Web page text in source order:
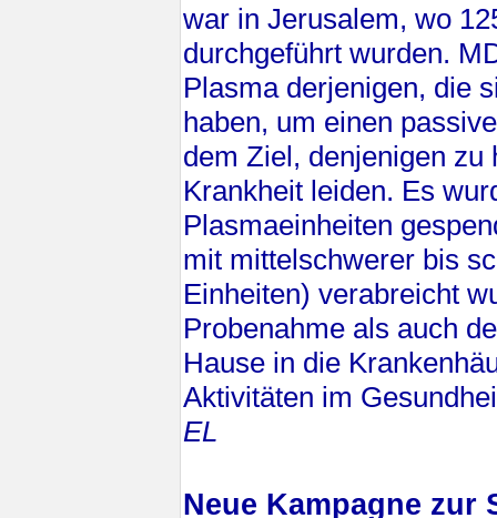
war in Jerusalem, wo
durchgeführt wurden.
Plasma derjenigen, die
haben, um einen
dem Ziel, denjenigen zu
Krankheit leiden. Es
Plasmaeinheiten
mit mittelschwerer bis
Einheiten) verabreicht
Probenahme als auch
Hause in die
Aktivitäten im
EL
Neue Kampagne